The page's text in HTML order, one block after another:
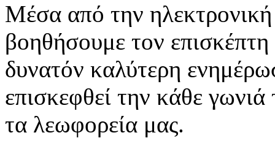
Μέσα από την ηλεκτρονική
βοηθήσουμε τον
δυνατόν καλύτερη
επισκεφθεί την κάθε
τα λεωφορεία μας.